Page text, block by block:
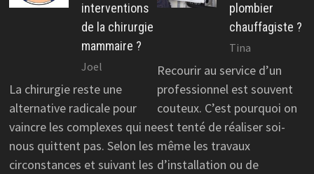
interventions
de la chirurgie
mammaire ?
Joel
La chirurgie reste une
alternative radicale pour
vaincre les complexes qui ne
nous quittent pas. Selon les
circonstances et suivant les
plombier
chauffagiste ?
Tina
Recourir au service d’un
professionnel est souvent
couteux. C’est pourquoi on
est tenté de réaliser soi-
même les travaux
d’installation ou de